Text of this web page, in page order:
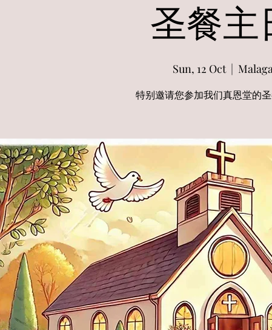
圣餐主
Sun, 12 Oct
  |
特别邀请您参加我们真恩堂的圣